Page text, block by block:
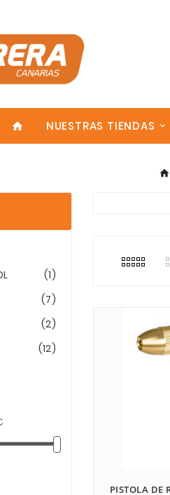
home NUESTRAS TIENDAS
(1)
(7)
(2)
(12)
PISTOLA DE
Enter